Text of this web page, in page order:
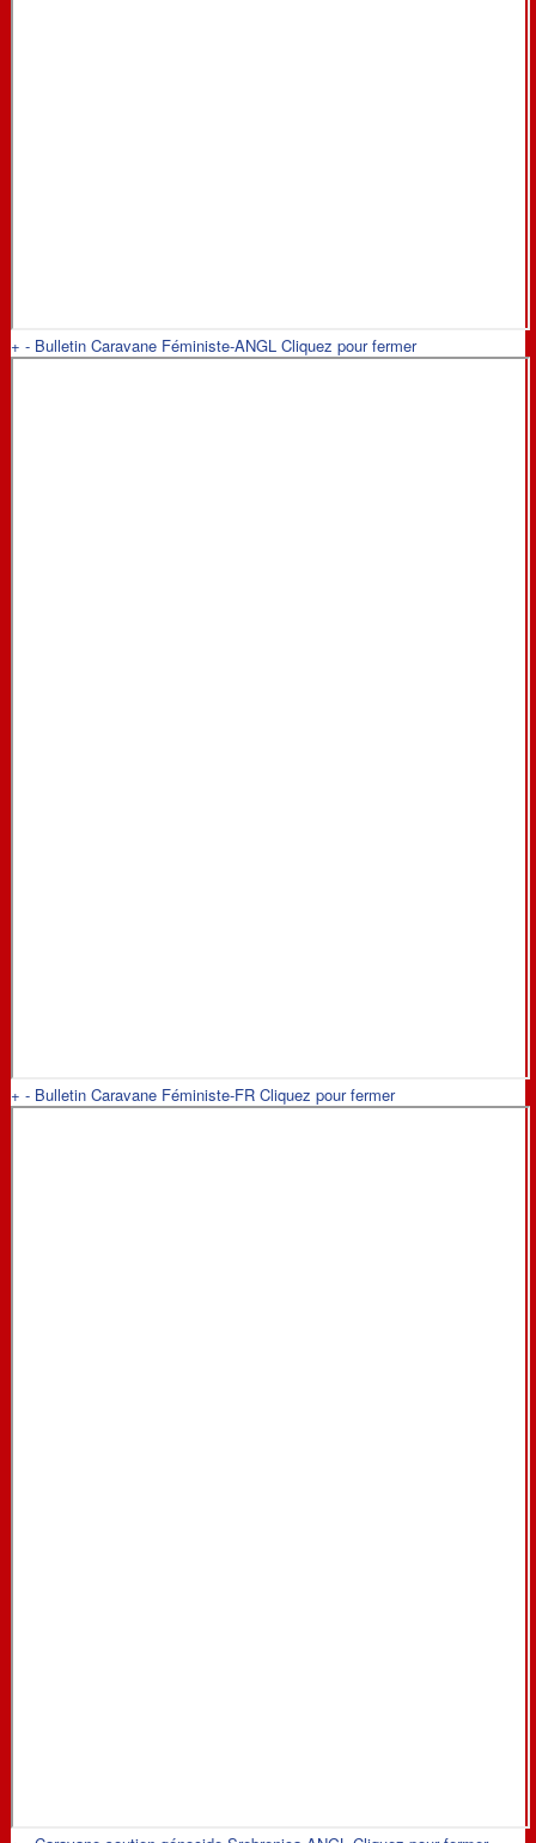
+ - Bulletin Caravane Féministe-ANGL Cliquez pour fermer
+ - Bulletin Caravane Féministe-FR Cliquez pour fermer